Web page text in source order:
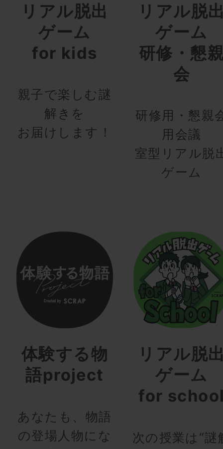
リアル脱出
ゲーム
for kids
親子で楽しむ謎
解きを
お届けします！
リアル脱
ゲーム
研修・懇
会
研修用・懇親
用会議
室型リアル脱
ゲーム
体験する物
語project
あなたも、物語
の登場人物にな
リアル脱
ゲーム
for
次の授業は“謎